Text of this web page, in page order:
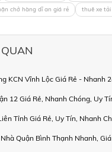
chở hàng dĩ an giá rẻ thuê xe tải
KCN Vĩnh Lộc Giá Rẻ - Nhanh
12 Giá Rẻ, Nhanh Chóng, Uy
Tỉnh Giá Rẻ, Uy Tín, Nhanh
Quận Bình Thạnh Nhanh,